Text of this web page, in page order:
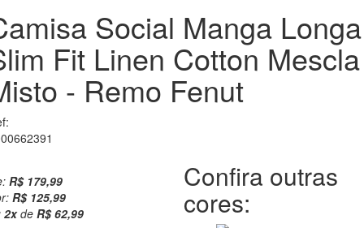
Social Manga Longa
Fit Linen Cotton Mescla
- Remo Fenut
R$ 179,99
R$ 125,99
2xde R$ 62,99
Confira outras
cores: